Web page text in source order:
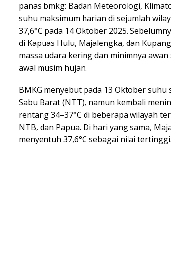
panas bmkg: Badan Meteorologi,
suhu maksimum harian di sejumlah
37,6°C pada 14 Oktober 2025.
di Kapuas Hulu, Majalengka, dan
massa udara kering dan minimnya
awal musim hujan.
BMKG menyebut pada 13 Oktober suhu
Sabu Barat (NTT), namun kembali
rentang 34–37°C di beberapa wilayah
NTB, dan Papua. Di hari yang sama,
menyentuh 37,6°C sebagai nilai tertinggi.